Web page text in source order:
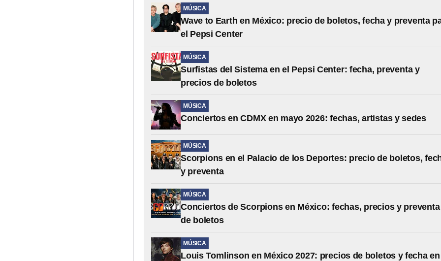
MÚSICA
Wave to Earth en México: precio de boletos, fecha y preventa
el Pepsi Center
MÚSICA
Surfistas del Sistema en el Pepsi Center: fecha, preventa y
precios de boletos
MÚSICA
Conciertos en CDMX en mayo 2026: fechas, artistas y sedes
MÚSICA
Scorpions en el Palacio de los Deportes: precio de boletos,
y preventa
MÚSICA
Conciertos de Scorpions en México: fechas, precios y preventa
de boletos
MÚSICA
Louis Tomlinson en México 2027: precios de boletos y fecha en